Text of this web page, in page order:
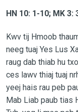
HN 10: 1-10; MK 3:
Kwv tij Hmoob
neeg tuaj Yes Lus
raug dab thiab hu
ces lawv thiaj tuaj
yeej hais rau peb
Mab Liab paub tias